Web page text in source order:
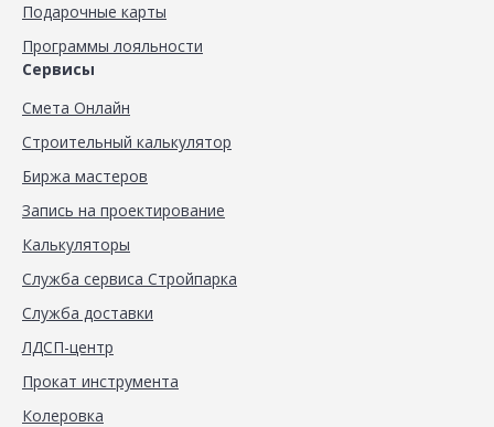
Подарочные карты
Программы лояльности
Сервисы
Смета Онлайн
Строительный калькулятор
Биржа мастеров
Запись на проектирование
Калькуляторы
Служба сервиса Стройпарка
Служба доставки
ЛДСП-центр
Прокат инструмента
Колеровка